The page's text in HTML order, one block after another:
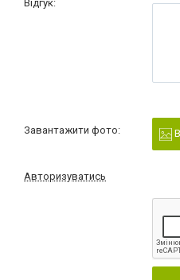
Відгук:
Завантажити фото:
Авторизуватись